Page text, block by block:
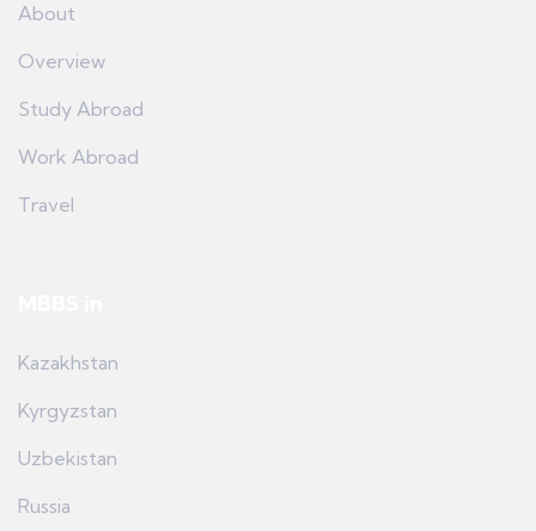
About
Overview
Study Abroad
Work Abroad
Travel
Kazakhstan
Kyrgyzstan
Uzbekistan
Russia